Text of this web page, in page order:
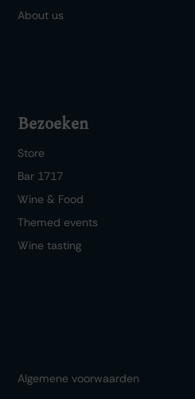
About us
Bezoeken
Store
Bar 1717
Wine & Food
Themed events
Wine tasting
Algemene voorwaarden